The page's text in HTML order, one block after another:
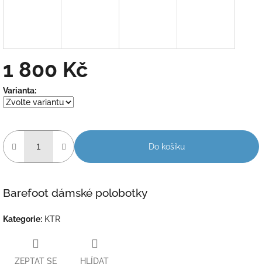
1 800 Kč
Měrná
cena:
Varianta:
Do košíku
Barefoot dámské polobotky
Kategorie: KTR
ZEPTAT SE HLÍDAT